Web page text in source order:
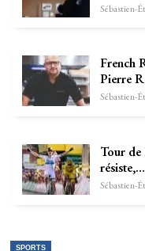
French
Pierre
Tour de
résiste,…
SPORTS